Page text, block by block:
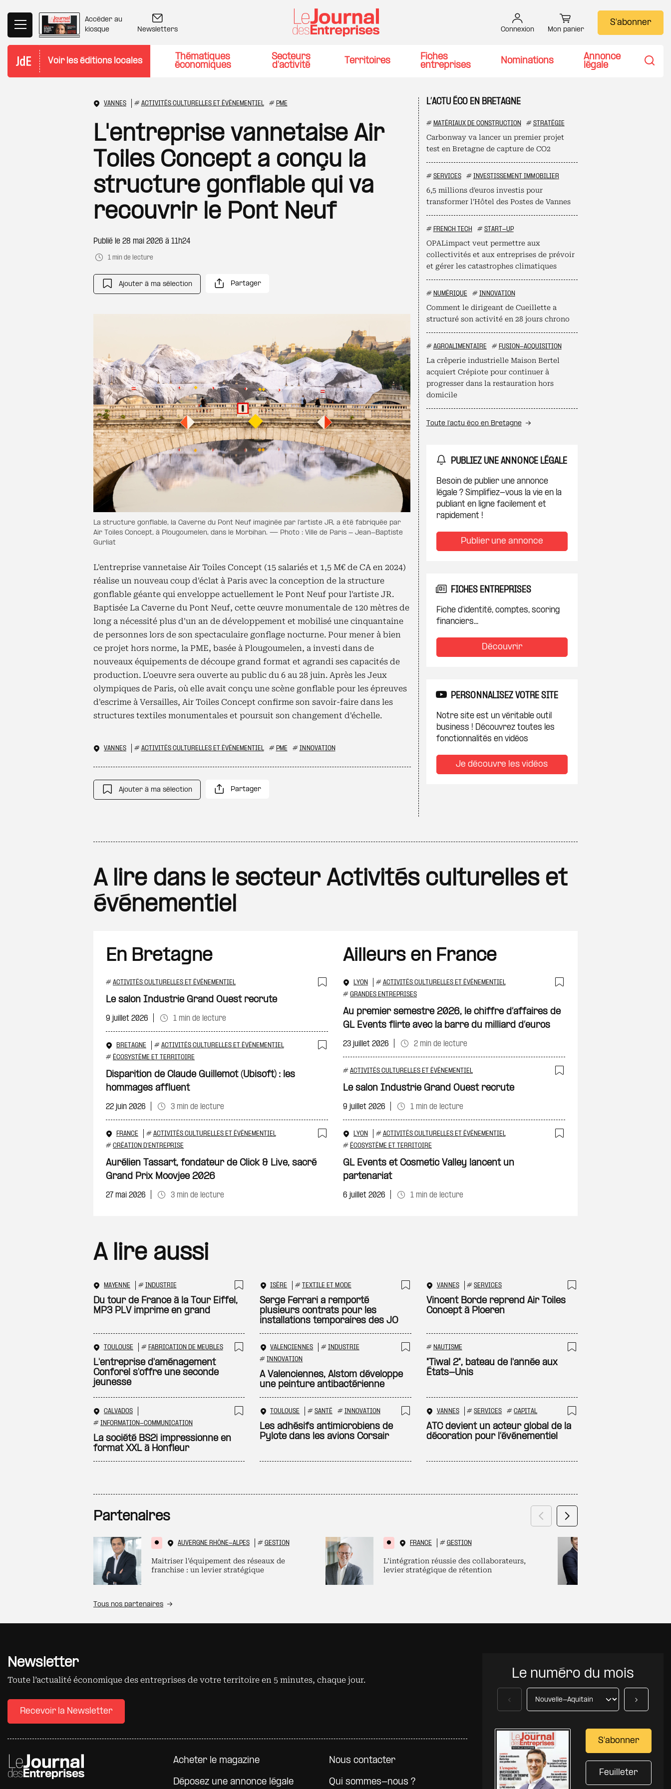
Accéder au
kiosque
Newsletters Connexion Mon panier
S'abonner
Voir les éditions locales
Thématiques
économiques
Secteurs
d'activité
Territoires
Fiches
entreprises
Nominations
Annonce
légale
VANNES # ACTIVITÉS CULTURELLES ET ÉVÉNEMENTIEL # PME
L'entreprise vannetaise Air
Toiles Concept a conçu la
structure gonflable qui va
recouvrir le Pont Neuf
Publié le 28 mai 2026 à 11h24
1 min de lecture
Ajouter à ma sélection Partager
La structure gonflable, la Caverne du Pont Neuf imaginée par l'artiste JR, a été fabriquée par
Air Toiles Concept, à Plougoumelen, dans le Morbihan. — Photo : Ville de Paris - Jean-Baptiste
Gurliat
L'entreprise vannetaise Air Toiles Concept (15 salariés et 1,5 M€ de CA en 2024)
réalise un nouveau coup d'éclat à Paris avec la conception de la structure
gonflable géante qui enveloppe actuellement le Pont Neuf pour l'artiste JR.
Baptisée La Caverne du Pont Neuf, cette œuvre monumentale de 120 mètres de
long a nécessité plus d'un an de développement et mobilisé une cinquantaine
de personnes lors de son spectaculaire gonflage nocturne. Pour mener à bien
ce projet hors norme, la PME, basée à Plougoumelen, a investi dans de
nouveaux équipements de découpe grand format et agrandi ses capacités de
production. L'oeuvre sera ouverte au public du 6 au 28 juin. Après les Jeux
olympiques de Paris, où elle avait conçu une scène gonflable pour les épreuves
d'escrime à Versailles, Air Toiles Concept confirme son savoir-faire dans les
structures textiles monumentales et poursuit son changement d'échelle.
VANNES # ACTIVITÉS CULTURELLES ET ÉVÉNEMENTIEL # PME # INNOVATION
Ajouter à ma sélection Partager
L’ACTU ÉCO EN BRETAGNE
# MATÉRIAUX DE CONSTRUCTION # STRATÉGIE
Carbonway va lancer un premier projet
test en Bretagne de capture de CO2
# SERVICES # INVESTISSEMENT IMMOBILIER
6,5 millions d'euros investis pour
transformer l'Hôtel des Postes de Vannes
# FRENCH TECH # START-UP
OPALimpact veut permettre aux
collectivités et aux entreprises de prévoir
et gérer les catastrophes climatiques
# NUMÉRIQUE # INNOVATION
Comment le dirigeant de Cueillette a
structuré son activité en 28 jours chrono
# AGROALIMENTAIRE # FUSION-ACQUISITION
La crêperie industrielle Maison Bertel
acquiert Crépiote pour continuer à
progresser dans la restauration hors
domicile
Toute l’actu éco en Bretagne
PUBLIEZ UNE ANNONCE LÉGALE
Besoin de publier une annonce
légale ? Simplifiez-vous la vie en la
publiant en ligne facilement et
rapidement !
Publier une annonce
FICHES ENTREPRISES
Fiche d'identité, comptes, scoring
financiers...
Découvrir
PERSONNALISEZ VOTRE SITE
Notre site est un véritable outil
business ! Découvrez toutes les
fonctionnalités en vidéos
Je découvre les vidéos
A lire dans le secteur Activités culturelles et
événementiel
En Bretagne
# ACTIVITÉS CULTURELLES ET ÉVÉNEMENTIEL
Ajouter à ma sélection
Le salon Industrie Grand Ouest recrute
9 juillet 2026 1 min de lecture
BRETAGNE # ACTIVITÉS CULTURELLES ET ÉVÉNEMENTIEL
# ÉCOSYSTÈME ET TERRITOIRE Ajouter à ma sélection
Disparition de Claude Guillemot (Ubisoft) : les
hommages affluent
22 juin 2026 3 min de lecture
FRANCE # ACTIVITÉS CULTURELLES ET ÉVÉNEMENTIEL
# CRÉATION D'ENTREPRISE Ajouter à ma sélection
Aurélien Tassart, fondateur de Click & Live, sacré
Grand Prix Moovjee 2026
27 mai 2026 3 min de lecture
Ailleurs en France
LYON # ACTIVITÉS CULTURELLES ET ÉVÉNEMENTIEL
# GRANDES ENTREPRISES
Au premier semestre 2026, le chiffre d’affaires de
GL Events flirte avec la barre du milliard d’euros
23 juillet 2026 2 min de lecture
# ACTIVITÉS CULTURELLES ET ÉVÉNEMENTIEL
Le salon Industrie Grand Ouest recrute
9 juillet 2026 1 min de lecture
LYON # ACTIVITÉS CULTURELLES ET ÉVÉNEMENTIEL
# ÉCOSYSTÈME ET TERRITOIRE
GL Events et Cosmetic Valley lancent un
partenariat
6 juillet 2026 1 min de lecture
A lire aussi
MAYENNE # INDUSTRIE
Ajouter à ma sélection
Du tour de France à la Tour Eiffel,
MP3 PLV imprime en grand
ISÈRE # TEXTILE ET MODE
Ajouter à ma sélection
Serge Ferrari a remporté
plusieurs contrats pour les
installations temporaires des JO
VANNES #SERVICES
Ajouter à ma
Vincent Borde reprend Air Toiles
Concept à Ploeren
TOULOUSE # FABRICATION DE MEUBLES
Ajouter à ma sélection
L'entreprise d'aménagement
Conforel s'offre une seconde
jeunesse
VALENCIENNES # INDUSTRIE
#INNOVATION Ajouter à ma sélection
A Valenciennes, Alstom développe
une peinture antibactérienne
# NAUTISME
"Tiwal 2", bateau de l'année aux
États-Unis
CALVADOS
# INFORMATION-COMMUNICATION Ajouter à ma sélection
La société BS2i impressionne en
format XXL à Honfleur
TOULOUSE # SANTÉ # INNOVATION
Ajouter à ma sélection
Les adhésifs antimicrobiens de
Pylote dans les avions Corsair
VANNES #SERVICES #CAPITAL
Ajouter à ma
ATC devient un acteur global de la
décoration pour l’événementiel
Partenaires
AUVERGNE RHÔNE-ALPES # GESTION
Maitriser l’équipement des réseaux de
franchise : un levier stratégique
FRANCE # GESTION
L’intégration réussie des collaborateurs,
levier stratégique de rétention
Précédent
Suivant
Tous nos partenaires
Newsletter
Toute l’actualité économique des entreprises de votre territoire en 5 minutes, chaque jour.
Recevoir la Newsletter
Pied de page
Acheter le magazine
Déposez une annonce légale
Nous contacter
Qui sommes-nous ?
Le numéro du mois
S'abonner
Feuilleter
Précédent Suivant